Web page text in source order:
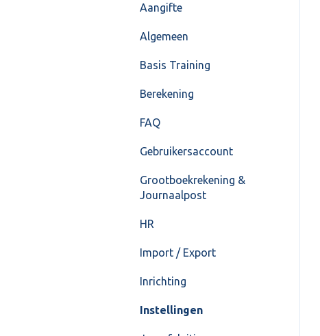
Overig
VoorraadService &
Inrichting
Jaarafsluiting
Salarisberekening
Overig
FAQ – Beëindiging CASH
Cash Payroll
Loonaangifte
Aangifte
Algemeen
Basis Training
Berekening
FAQ
Gebruikersaccount
Grootboekrekening &
Journaalpost
HR
Import / Export
Inrichting
Instellingen